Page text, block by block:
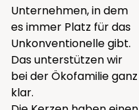
Unternehmen, in dem
es immer Platz für das
Unkonventionelle gibt.
Das unterstützen wir
bei der Ökofamilie ganz
klar.